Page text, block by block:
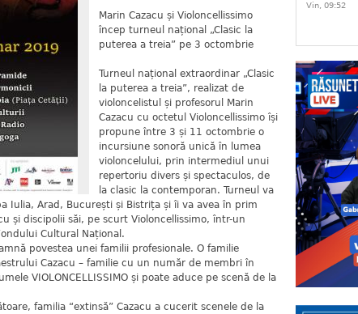
Marin Cazacu și Violoncellissimo
încep turneul național „Clasic la
puterea a treia” pe 3 octombrie
Turneul național extraordinar „Clasic
la puterea a treia”, realizat de
violoncelistul și profesorul Marin
Cazacu cu octetul Violoncellissimo își
propune între 3 și 11 octombrie o
incursiune sonoră unică în lumea
violoncelului, prin intermediul unui
repertoriu divers și spectaculos, de
la clasic la contemporan. Turneul va
Iulia, Arad, București și Bistrița și îi va avea în prim
și discipolii săi, pe scurt Violoncellissimo, într-un
Cultural Național.
povestea unei familii profesionale. O familie
Cazacu – familie cu un număr de membri în
VIOLONCELLISSIMO și poate aduce pe scenă de la
familia “extinsă” Cazacu a cucerit scenele de la
Vin, 09:52